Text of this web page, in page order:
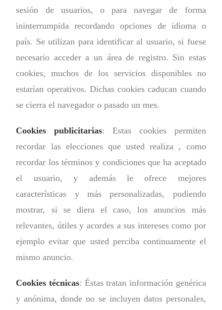
sesión de usuarios, o para navegar de forma
ininterrumpida recordando opciones de idioma o
país. Se utilizan para identificar al usuario, si fuese
necesario acceder a un área de registro. Sin estas
cookies, muchos de los servicios disponibles no
estarían operativos. Dichas cookies caducan cuando
se cierra el navegador o pasado un mes.
Cookies publicitarias: Estas cookies permiten
recordar las elecciones que usted realiza , como
recordar los términos y condiciones que ha aceptado
el usuario, y además le ofrece mejores
características y más personalizadas, pudiendo
mostrar, si se diera el caso, los anuncios más
relevantes, útiles y acordes a sus intereses como por
ejemplo evitar que usted perciba continuamente el
mismo anuncio.
Cookies técnicas: Éstas tratan información genérica
y anónima, donde no se incluyen datos personales,